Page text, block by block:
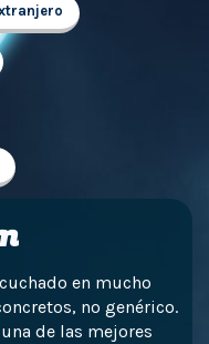
en mucho
no genérico.
de las mejores